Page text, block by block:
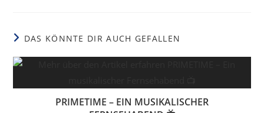
DAS KÖNNTE DIR AUCH GEFALLEN
PRIMETIME – EIN MUSIKALISCHER